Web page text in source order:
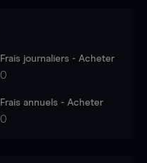
Frais journaliers - Acheter
0
Frais annuels - Acheter
0